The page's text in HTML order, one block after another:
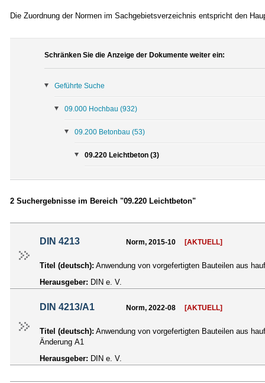
Die Zuordnung der Normen im Sachgebietsverzeichnis entspricht den
Schränken Sie die Anzeige der Dokumente weiter ein:
Geführte Suche
09.000 Hochbau (932)
09.200 Betonbau (53)
09.220 Leichtbeton (3)
2 Suchergebnisse im Bereich "09.220 Leichtbeton"
DIN 4213 Norm, 2015-10 [AKTUELL]
Titel (deutsch): Anwendung von vorgefertigten Bauteilen aus
Herausgeber: DIN e. V.
DIN 4213/A1 Norm, 2022-08 [AKTUELL]
Titel (deutsch): Anwendung von vorgefertigten Bauteilen aus
Änderung A1
Herausgeber: DIN e. V.